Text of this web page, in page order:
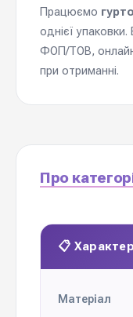
Працюємо
однієї
ФОП/ТОВ,
при отриманні.
Про
📋
Матеріал